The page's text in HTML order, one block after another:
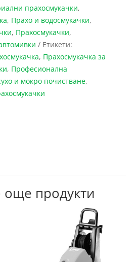
прахосмукачки,
, Прахо и водосмукачки,
, Прахосмукачки,
Етикети:
, Прахосмукачка за
, Професионална
и мокро почистване,
още продукти